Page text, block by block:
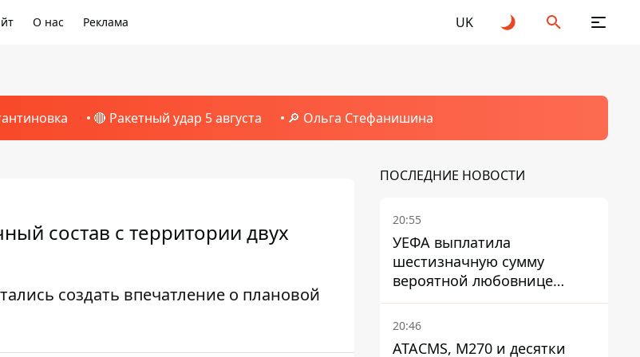
О нас Реклама UK
🔴 Ракетный удар 5 августа 🔎 Ольга Стефанишина
состав с территории двух
создать впечатление о плановой
ПОСЛЕДНИЕ НОВОСТИ
20:55
УЕФА выплатила
шестизначную сумму
вероятной любовнице
Инфантино - The Telegraph
20:46
ATACMS, M270 и десятки